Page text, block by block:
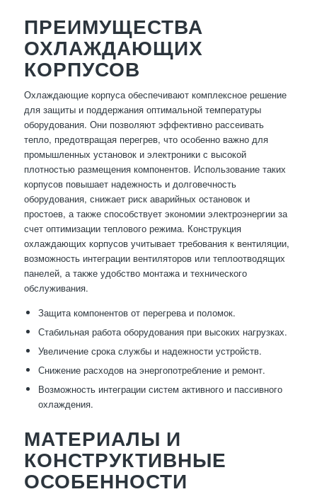
ПРЕИМУЩЕСТВА
ОХЛАЖДАЮЩИХ
КОРПУСОВ
Охлаждающие корпуса обеспечивают комплексное решение
для защиты и поддержания оптимальной температуры
оборудования. Они позволяют эффективно рассеивать
тепло, предотвращая перегрев, что особенно важно для
промышленных установок и электроники с высокой
плотностью размещения компонентов. Использование таких
корпусов повышает надежность и долговечность
оборудования, снижает риск аварийных остановок и
простоев, а также способствует экономии электроэнергии за
счет оптимизации теплового режима. Конструкция
охлаждающих корпусов учитывает требования к вентиляции,
возможность интеграции вентиляторов или теплоотводящих
панелей, а также удобство монтажа и технического
обслуживания.
Защита компонентов от перегрева и поломок.
Стабильная работа оборудования при высоких нагрузках.
Увеличение срока службы и надежности устройств.
Снижение расходов на энергопотребление и ремонт.
Возможность интеграции систем активного и пассивного
охлаждения.
МАТЕРИАЛЫ И
КОНСТРУКТИВНЫЕ
ОСОБЕННОСТИ